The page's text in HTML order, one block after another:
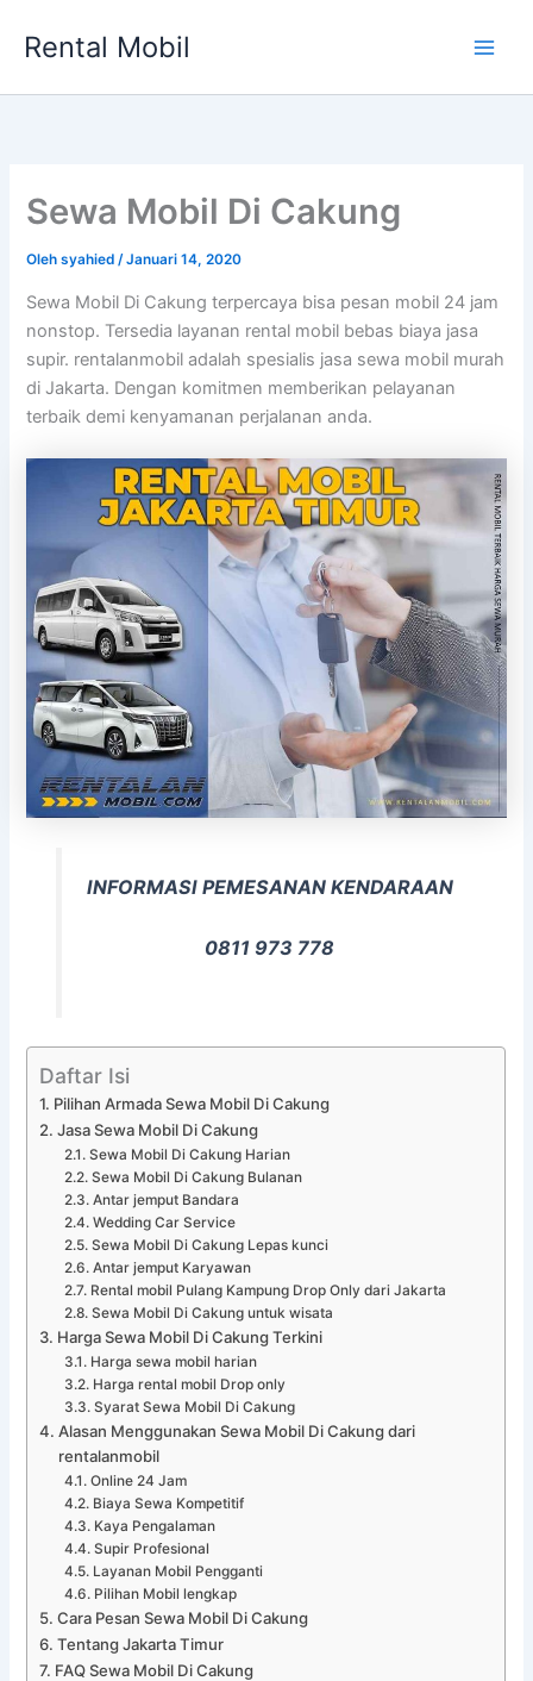
Rental Mobil
Sewa Mobil Di Cakung
Olehsyahied/Januari 14, 2020
Sewa Mobil Di Cakung terpercaya bisa pesan mobil 24 jam
nonstop. Tersedia layanan rental mobil bebas biaya jasa
supir. rentalanmobil adalah spesialis jasa sewa mobil murah
di Jakarta. Dengan komitmen memberikan pelayanan
terbaik demi kenyamanan perjalanan anda.
INFORMASI PEMESANAN KENDARAAN
0811 973 778
Daftar Isi
Pilihan Armada Sewa Mobil Di Cakung
Jasa Sewa Mobil Di Cakung
Sewa Mobil Di Cakung Harian
Sewa Mobil Di Cakung Bulanan
Antar jemput Bandara
Wedding Car Service
Sewa Mobil Di Cakung Lepas kunci
Antar jemput Karyawan
Rental mobil Pulang Kampung Drop Only dari Jakarta
Sewa Mobil Di Cakung untuk wisata
Harga Sewa Mobil Di Cakung Terkini
Harga sewa mobil harian
Harga rental mobil Drop only
Syarat Sewa Mobil Di Cakung
Alasan Menggunakan Sewa Mobil Di Cakung dari
rentalanmobil
Online 24 Jam
Biaya Sewa Kompetitif
Kaya Pengalaman
Supir Profesional
Layanan Mobil Pengganti
Pilihan Mobil lengkap
Cara Pesan Sewa Mobil Di Cakung
Tentang Jakarta Timur
FAQ Sewa Mobil Di Cakung